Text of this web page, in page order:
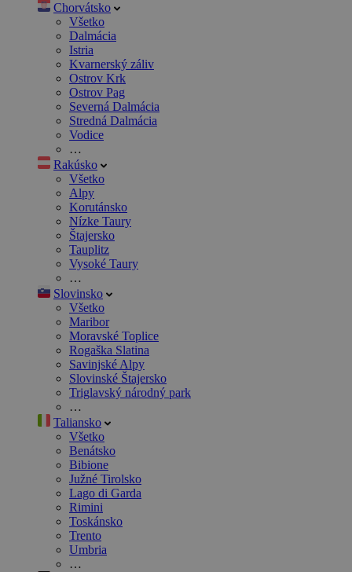
Chorvátsko
Všetko
Dalmácia
Istria
Kvarnerský záliv
Ostrov Krk
Ostrov Pag
Severná Dalmácia
Stredná Dalmácia
Vodice
…
Rakúsko
Všetko
Alpy
Korutánsko
Nízke Taury
Štajersko
Tauplitz
Vysoké Taury
…
Slovinsko
Všetko
Maribor
Moravské Toplice
Rogaška Slatina
Savinjské Alpy
Slovinské Štajersko
Triglavský národný park
…
Taliansko
Všetko
Benátsko
Bibione
Južné Tirolsko
Lago di Garda
Rimini
Toskánsko
Trento
Umbria
…